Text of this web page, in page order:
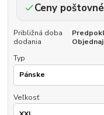
Ceny
Približná doba
dodania
Typ
Veľkosť